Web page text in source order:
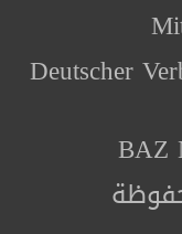
Deutscher
©